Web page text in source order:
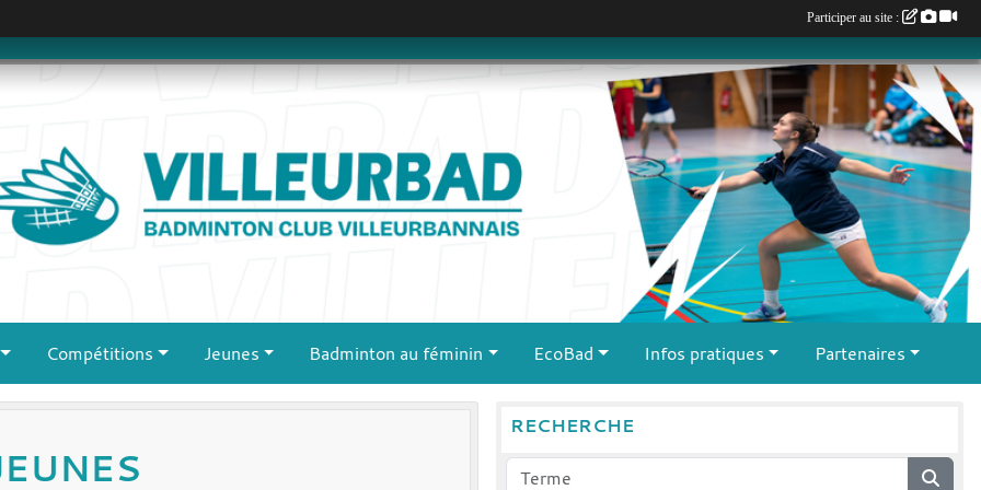
Compétitions Jeunes Badminton au féminin EcoBad Infos pratiques Partenaires
RECHERCHE
Participer au site :